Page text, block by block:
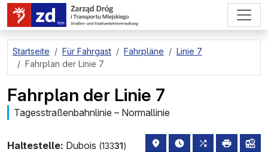
zum Hauptinhalt springen
Startseite Für Fahrgast Fahrpläne
Linie 7
Fahrplan der Linie 7
Fahrplan der Linie 7
Tagesstraßenbahnlinie – Normallinie
Haltestelle: Dubois (13331) Haltestellenstandort auf
die nächsten
alle Linien,
drucken